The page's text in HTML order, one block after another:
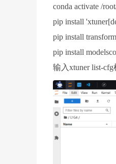
conda activate /
pip install
pip install
pip install
输入xtuner list-